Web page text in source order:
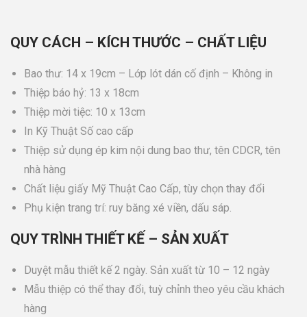
QUY CÁCH – KÍCH THƯỚC – CHẤT LIỆU
Bao thư: 14 x 19cm – Lớp lót dán cố định – Không in
Thiệp báo hỷ: 13 x 18cm
Thiệp mời tiệc: 10 x 13cm
In Kỹ Thuật Số cao cấp
Thiệp sử dụng ép kim nội dung bao thư, tên CDCR, tên
nhà hàng
Chất liệu giấy Mỹ Thuật Cao Cấp, tùy chọn thay đổi
Phụ kiện trang trí: ruy băng xé viền, dấu sáp.
QUY TRÌNH THIẾT KẾ – SẢN XUẤT
Duyệt mẫu thiết kế 2 ngày. Sản xuất từ 10 – 12 ngày
Mẫu thiệp có thể thay đổi, tuỳ chỉnh theo yêu cầu khách
hàng